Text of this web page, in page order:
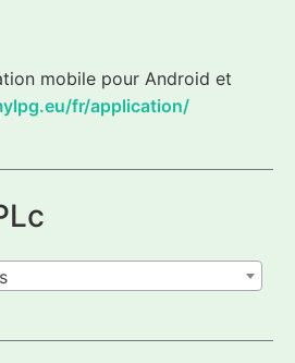
mobile pour Android et
fr/application/